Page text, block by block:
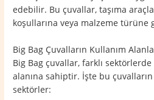
edebilir. Bu çuvallar, taşıma
koşullarına veya malzeme
Big Bag Çuvalların Kullanım
Big Bag çuvallar, farklı
alanına sahiptir. İşte bu çuvalların
sektörler: